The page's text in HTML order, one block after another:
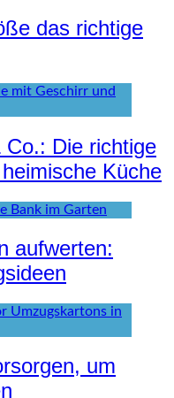
das richtige
Co.: Die richtige
Küche
aufwerten:
um